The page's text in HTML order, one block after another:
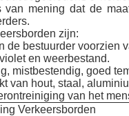
van mening dat de
zijn:
de bestuurder
en weerbestand.
mistbestendig, goed
van hout, staal,
van het
Verkeersborden